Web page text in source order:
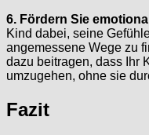
6. Fördern Sie
Kind dabei, seine
angemessene Wege zu
dazu beitragen, dass Ihr
umzugehen, ohne sie
Fazit